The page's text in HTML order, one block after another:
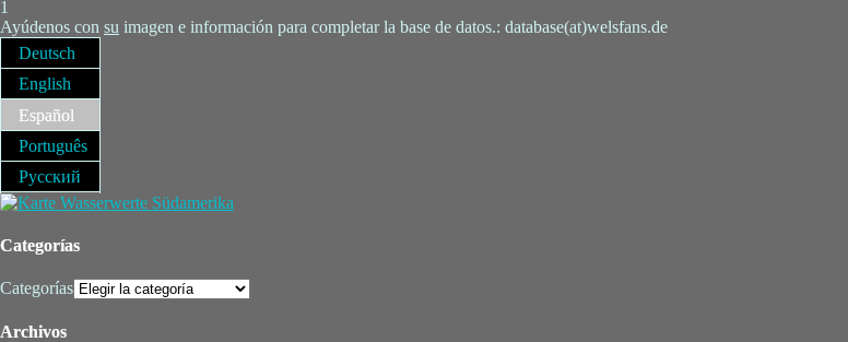
1
Ayúdenos con su imagen e información para completar la base de datos.: database(at)welsfans.de
Deutsch
English
Español
Português
Русский
Categorías
Categorías
Archivos